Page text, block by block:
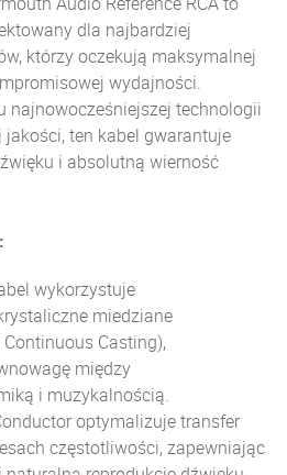
dla najbardziej
którzy oczekują maksymalnej
wydajności.
najnowocześniejszej technologii
jakości, ten kabel gwarantuje
i absolutną wierność
wykorzystuje
miedziane
Casting),
między
i muzykalnością.
optymalizuje transfer
częstotliwości, zapewniając